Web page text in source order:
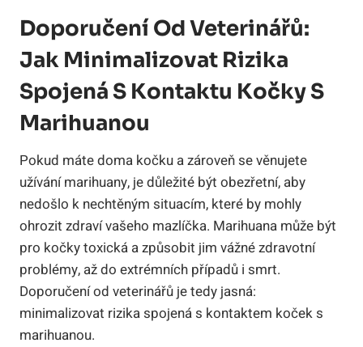
Doporučení Od Veterinářů:
Jak Minimalizovat Rizika
Spojená S Kontaktu Kočky S
Marihuanou
Pokud máte doma kočku a zároveň se věnujete
užívání marihuany, je důležité být obezřetní, aby
nedošlo k nechtěným situacím, které by mohly
ohrozit zdraví vašeho mazlíčka. Marihuana může být
pro kočky toxická a způsobit jim vážné zdravotní
problémy, až do extrémních případů i smrt.
Doporučení od veterinářů je tedy jasná:
minimalizovat rizika spojená s kontaktem koček s
marihuanou.